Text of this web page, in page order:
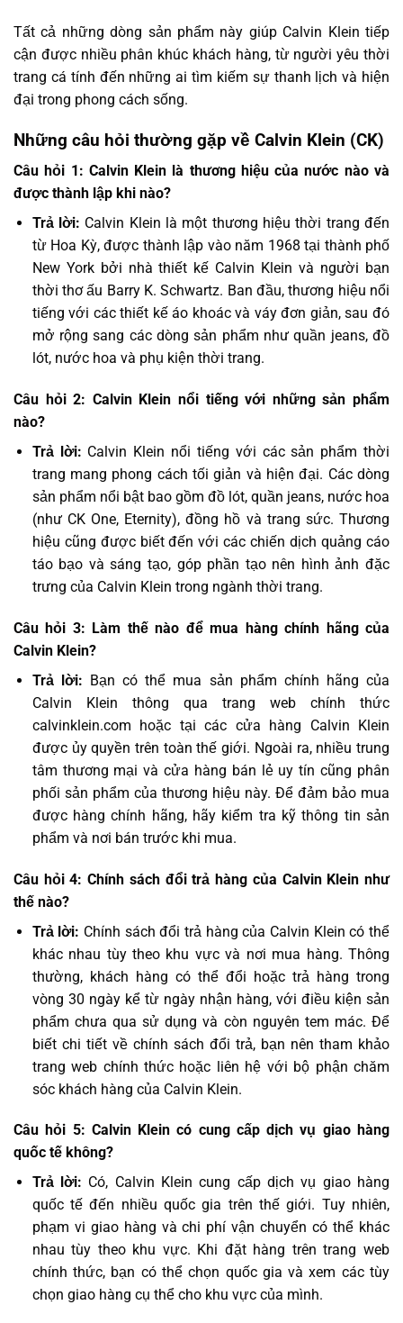
Tất cả những dòng sản phẩm này giúp Calvin Klein tiếp
cận được nhiều phân khúc khách hàng, từ người yêu thời
trang cá tính đến những ai tìm kiếm sự thanh lịch và hiện
đại trong phong cách sống.
Những câu hỏi thường gặp về Calvin Klein (CK)
Câu hỏi 1: Calvin Klein là thương hiệu của nước nào và
được thành lập khi nào?
Trả lời: Calvin Klein là một thương hiệu thời trang đến
từ Hoa Kỳ, được thành lập vào năm 1968 tại thành phố
New York bởi nhà thiết kế Calvin Klein và người bạn
thời thơ ấu Barry K. Schwartz. Ban đầu, thương hiệu nổi
tiếng với các thiết kế áo khoác và váy đơn giản, sau đó
mở rộng sang các dòng sản phẩm như quần jeans, đồ
lót, nước hoa và phụ kiện thời trang.
Câu hỏi 2: Calvin Klein nổi tiếng với những sản phẩm
nào?
Trả lời: Calvin Klein nổi tiếng với các sản phẩm thời
trang mang phong cách tối giản và hiện đại. Các dòng
sản phẩm nổi bật bao gồm đồ lót, quần jeans, nước hoa
(như CK One, Eternity), đồng hồ và trang sức. Thương
hiệu cũng được biết đến với các chiến dịch quảng cáo
táo bạo và sáng tạo, góp phần tạo nên hình ảnh đặc
trưng của Calvin Klein trong ngành thời trang.
Câu hỏi 3: Làm thế nào để mua hàng chính hãng của
Calvin Klein?
Trả lời: Bạn có thể mua sản phẩm chính hãng của
Calvin Klein thông qua trang web chính thức
calvinklein.com hoặc tại các cửa hàng Calvin Klein
được ủy quyền trên toàn thế giới. Ngoài ra, nhiều trung
tâm thương mại và cửa hàng bán lẻ uy tín cũng phân
phối sản phẩm của thương hiệu này. Để đảm bảo mua
được hàng chính hãng, hãy kiểm tra kỹ thông tin sản
phẩm và nơi bán trước khi mua.
Câu hỏi 4: Chính sách đổi trả hàng của Calvin Klein như
thế nào?
Trả lời: Chính sách đổi trả hàng của Calvin Klein có thể
khác nhau tùy theo khu vực và nơi mua hàng. Thông
thường, khách hàng có thể đổi hoặc trả hàng trong
vòng 30 ngày kể từ ngày nhận hàng, với điều kiện sản
phẩm chưa qua sử dụng và còn nguyên tem mác. Để
biết chi tiết về chính sách đổi trả, bạn nên tham khảo
trang web chính thức hoặc liên hệ với bộ phận chăm
sóc khách hàng của Calvin Klein.
Câu hỏi 5: Calvin Klein có cung cấp dịch vụ giao hàng
quốc tế không?
Trả lời: Có, Calvin Klein cung cấp dịch vụ giao hàng
quốc tế đến nhiều quốc gia trên thế giới. Tuy nhiên,
phạm vi giao hàng và chi phí vận chuyển có thể khác
nhau tùy theo khu vực. Khi đặt hàng trên trang web
chính thức, bạn có thể chọn quốc gia và xem các tùy
chọn giao hàng cụ thể cho khu vực của mình.